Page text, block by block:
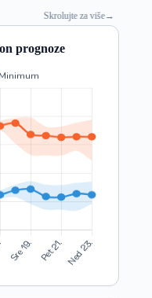
Skrolujte za više→
prognoze